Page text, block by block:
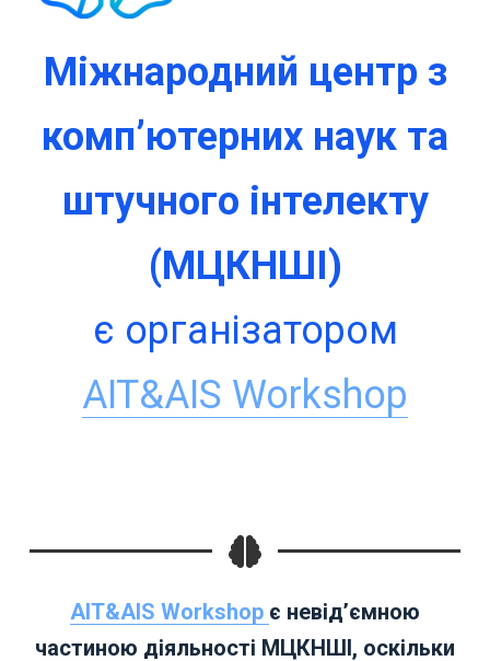
Міжнародний центр з
комп’ютерних наук та
штучного інтелекту
(МЦКНШІ)
є організатором
AIT&AIS Workshop
AIT&AIS Workshop є невід’ємною
частиною діяльності МЦКНШІ, оскільки